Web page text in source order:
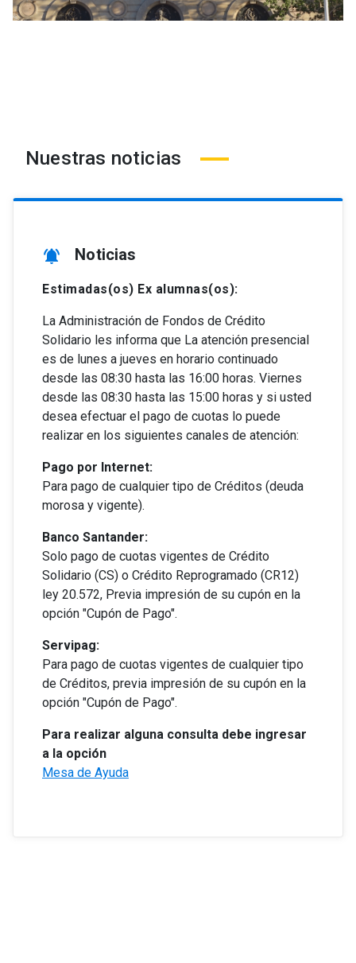
Nuestras noticias
notifications_active Noticias
Estimadas(os) Ex alumnas(os):
La Administración de Fondos de Crédito
Solidario les informa que La atención presencial
es de lunes a jueves en horario continuado
desde las 08:30 hasta las 16:00 horas. Viernes
desde las 08:30 hasta las 15:00 horas y si usted
desea efectuar el pago de cuotas lo puede
realizar en los siguientes canales de atención:
Pago por Internet:
Para pago de cualquier tipo de Créditos (deuda
morosa y vigente).
Banco Santander:
Solo pago de cuotas vigentes de Crédito
Solidario (CS) o Crédito Reprogramado (CR12)
ley 20.572, Previa impresión de su cupón en la
opción "Cupón de Pago".
Servipag:
Para pago de cuotas vigentes de cualquier tipo
de Créditos, previa impresión de su cupón en la
opción "Cupón de Pago".
Para realizar alguna consulta debe ingresar
a la opción
Mesa de Ayuda